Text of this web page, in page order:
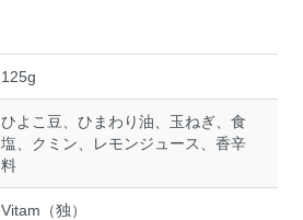
125g
ひよこ豆、ひまわり油、玉ねぎ、食
塩、クミン、レモンジュース、香辛
料
Vitam（独）